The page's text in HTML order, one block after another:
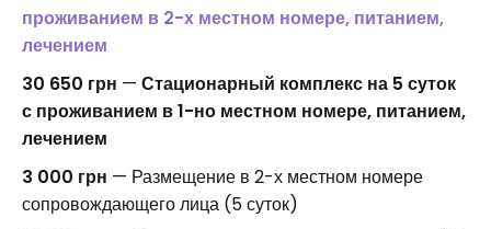
проживанием в 2-х местном номере, питанием,
лечением
30 650 грн — Стационарный комплекс на 5 суток
с проживанием в 1-но местном номере, питанием,
лечением
3 000 грн — Размещение в 2-х местном номере
сопровождающего лица (5 суток)